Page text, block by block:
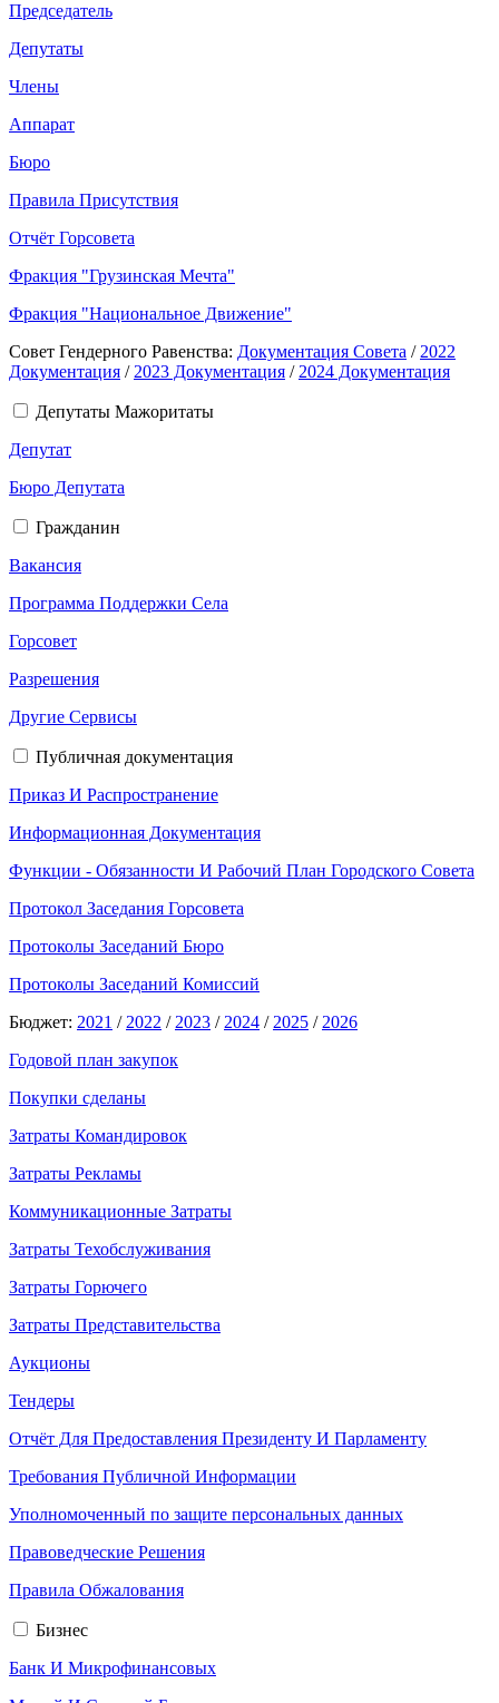
Председатель
Депутаты
Члены
Аппарат
Бюро
Правила Присутствия
Отчёт Горсовета
Фракция "Грузинская Мечта"
Фракция "Национальное Движение"
Совет Гендерного Равенства: Документация Совета / 2022
Документация / 2023 Документация / 2024 Документация
Депутаты Мажоритаты
Депутат
Бюро Депутата
Гражданин
Вакансия
Программа Поддержки Села
Горсовет
Разрешения
Другие Сервисы
Публичная документация
Приказ И Распространение
Информационная Документация
Функции - Обязанности И Рабочий План Городского Совета
Протокол Заседания Горсовета
Протоколы Заседаний Бюро
Протоколы Заседаний Комиссий
Бюджет: 2021 / 2022 / 2023 / 2024 / 2025 / 2026
Годовой план закупок
Покупки сделаны
Затраты Командировок
Затраты Рекламы
Коммуникационные Затраты
Затраты Техобслуживания
Затраты Горючего
Затраты Представительства
Аукционы
Тендеры
Отчёт Для Предоставления Президенту И Парламенту
Требования Публичной Информации
Уполномоченный по защите персональных данных
Правоведческие Решения
Правила Обжалования
Бизнес
Банк И Микрофинансовых